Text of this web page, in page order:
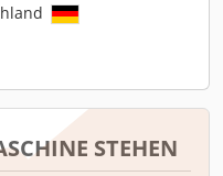
STEHEN